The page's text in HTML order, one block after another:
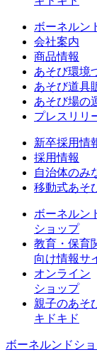
ボーネルン
会社案内
商品情報
あそび環境
あそび道具
あそび場の
プレスリリ
新卒採用情
採用情報
自治体のみ
移動式あそ
ボーネルン
ショップ
教育・保育
向け情報サ
オンライン
ショップ
親子のあそ
キドキド
ボーネルンドシ